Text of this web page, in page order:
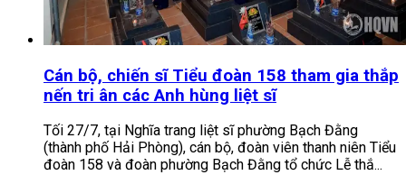
Cán bộ, chiến sĩ Tiểu đoàn 158 tham gia thắp
nến tri ân các Anh hùng liệt sĩ
Tối 27/7, tại Nghĩa trang liệt sĩ phường Bạch Đằng
(thành phố Hải Phòng), cán bộ, đoàn viên thanh niên Tiểu
đoàn 158 và đoàn phường Bạch Đằng tổ chức Lễ thắ...